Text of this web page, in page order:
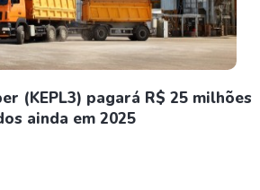
(KEPL3) pagará R$ 25 milhões
ainda em 2025